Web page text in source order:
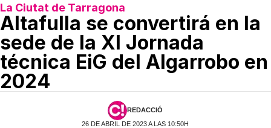
La Ciutat de Tarragona
Altafulla se convertirá en la
sede de la XI Jornada
técnica EiG del Algarrobo en
2024
REDACCIÓ
26 DE ABRIL DE 2023 A LAS 10:50H